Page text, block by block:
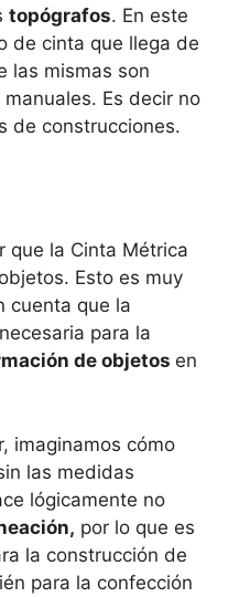
topógrafos. En este
de cinta que llega de
las mismas son
Es decir no
de construcciones.
que la Cinta Métrica
Esto es muy
cuenta que la
para la
de objetos en
imaginamos cómo
las medidas
lógicamente no
por lo que es
la construcción de
para la confección